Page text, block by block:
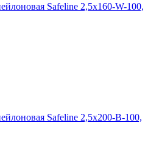
Safeline 2,5x160-W-100,
Safeline 2,5x200-В-100,